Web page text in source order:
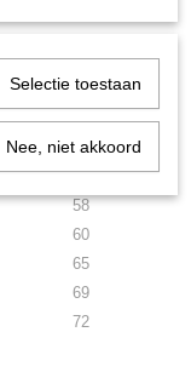
Breedte
48
51
54
58
60
65
69
72
Selectie toestaan
Nee, niet akkoord